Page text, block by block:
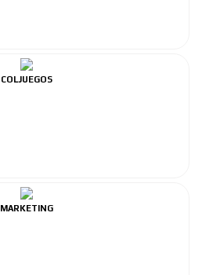
COLJUEGOS
MARKETING